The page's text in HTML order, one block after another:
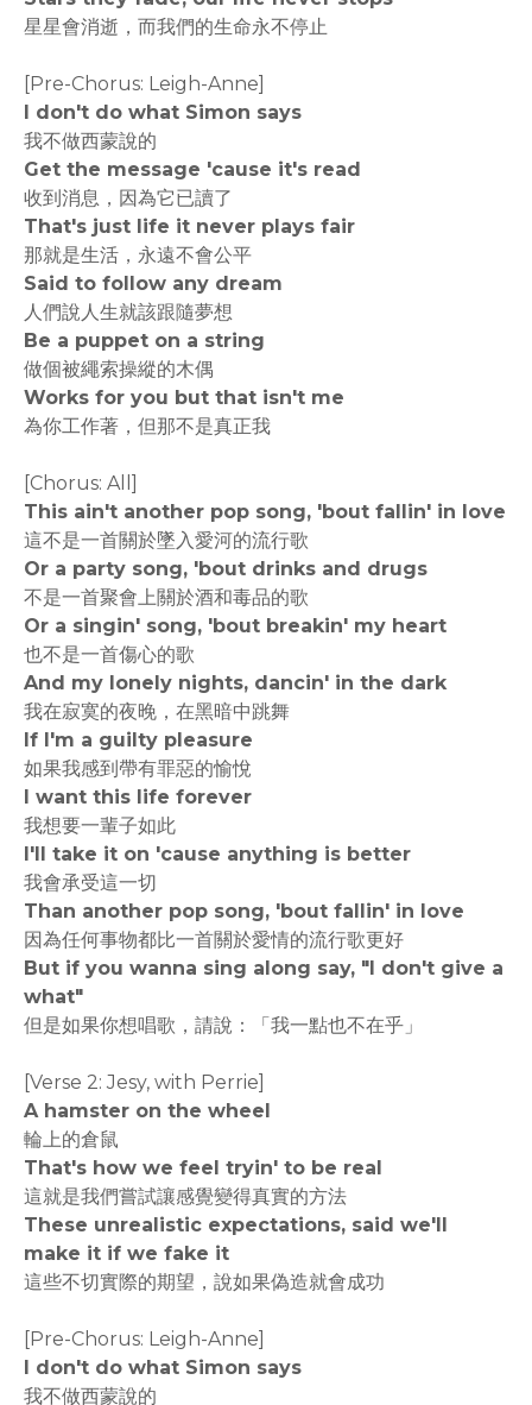
星星會消逝，而我們的生命永不停止
[Pre-Chorus: Leigh-Anne]
I don't do what Simon says
我不做西蒙說的
Get the message 'cause it's read
收到消息，因為它已讀了
That's just life it never plays fair
那就是生活，永遠不會公平
Said to follow any dream
人們說人生就該跟隨夢想
Be a puppet on a string
做個被繩索操縱的木偶
Works for you but that isn't me
為你工作著，但那不是真正我
[Chorus: All]
This ain't another pop song, 'bout fallin' in love
這不是一首關於墜入愛河的流行歌
Or a party song, 'bout drinks and drugs
不是一首聚會上關於酒和毒品的歌
Or a singin' song, 'bout breakin' my heart
也不是一首傷心的歌
And my lonely nights, dancin' in the dark
我在寂寞的夜晚，在黑暗中跳舞
If I'm a guilty pleasure
如果我感到帶有罪惡的愉悅
I want this life forever
我想要一輩子如此
I'll take it on 'cause anything is better
我會承受這一切
Than another pop song, 'bout fallin' in love
因為任何事物都比一首關於愛情的流行歌更好
But if you wanna sing along say, "I don't give a
what"
但是如果你想唱歌，請說：「我一點也不在乎」
[Verse 2: Jesy, with Perrie]
A hamster on the wheel
輪上的倉鼠
That's how we feel tryin' to be real
這就是我們嘗試讓感覺變得真實的方法
These unrealistic expectations, said we'll
make it if we fake it
這些不切實際的期望，說如果偽造就會成功
[Pre-Chorus: Leigh-Anne]
I don't do what Simon says
我不做西蒙說的